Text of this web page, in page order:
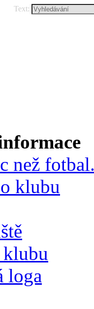
Text:
než
klubu
loga